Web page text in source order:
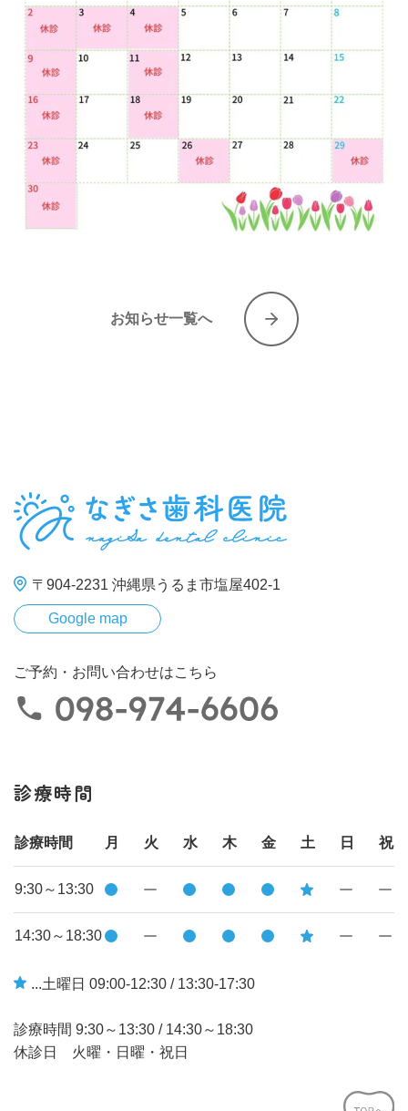
お知らせ一覧へ
〒904-2231 沖縄県うるま市塩屋402-1
ご予約・お問い合わせはこちら
Google map
診療時間
診療時間 月 火 水 木 金 土 日 祝
9:30～13:30
14:30～18:30
...土曜日 09:00-12:30 / 13:30-17:30
診療時間 9:30～13:30 / 14:30～18:30
休診日 火曜・日曜・祝日